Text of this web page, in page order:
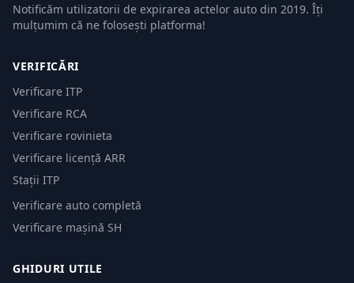
Notificăm utilizatorii de expirarea actelor auto din 2019. Îți
mulțumim că ne folosești platforma!
VERIFICĂRI
Verificare ITP
Verificare RCA
Verificare rovinieta
Verificare licență ARR
Stații ITP
Verificare auto completă
Verificare mașină SH
GHIDURI UTILE